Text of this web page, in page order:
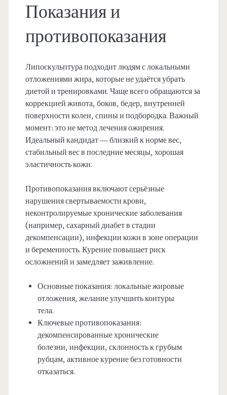
Показания и
противопоказания
Липоскульптура подходит людям с локальными
отложениями жира, которые не удаётся убрать
диетой и тренировками. Чаще всего обращаются за
коррекцией живота, боков, бедер, внутренней
поверхности колен, спины и подбородка. Важный
момент: это не метод лечения ожирения.
Идеальный кандидат — близкий к норме вес,
стабильный вес в последние месяцы, хорошая
эластичность кожи.
Противопоказания включают серьёзные
нарушения свертываемости крови,
неконтролируемые хронические заболевания
(например, сахарный диабет в стадии
декомпенсации), инфекции кожи в зоне операции
и беременность. Курение повышает риск
осложнений и замедляет заживление.
Основные показания: локальные жировые
отложения, желание улучшить контуры
тела.
Ключевые противопоказания:
декомпенсированные хронические
болезни, инфекции, склонность к грубым
рубцам, активное курение без готовности
отказаться.